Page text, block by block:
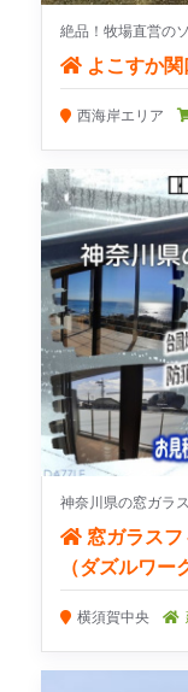
絶品！牧場直営の
よこすか関
西海岸エリア
神奈川県の窓ガラ
窓ガラスフ
（ダズルワー
横須賀中央